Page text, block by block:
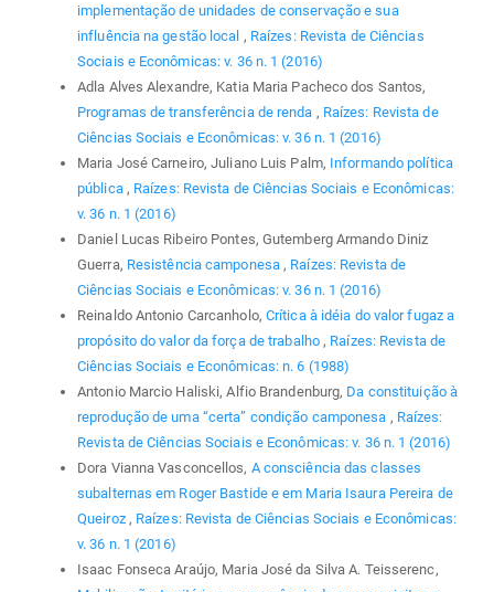
implementação de unidades de conservação e sua
influência na gestão local , Raízes: Revista de Ciências
Sociais e Econômicas: v. 36 n. 1 (2016)
Adla Alves Alexandre, Katia Maria Pacheco dos Santos,
Programas de transferência de renda , Raízes: Revista de
Ciências Sociais e Econômicas: v. 36 n. 1 (2016)
Maria José Carneiro, Juliano Luis Palm, Informando política
pública , Raízes: Revista de Ciências Sociais e Econômicas:
v. 36 n. 1 (2016)
Daniel Lucas Ribeiro Pontes, Gutemberg Armando Diniz
Guerra, Resistência camponesa , Raízes: Revista de
Ciências Sociais e Econômicas: v. 36 n. 1 (2016)
Reinaldo Antonio Carcanholo, Crítica à idéia do valor fugaz a
propósito do valor da força de trabalho , Raízes: Revista de
Ciências Sociais e Econômicas: n. 6 (1988)
Antonio Marcio Haliski, Alfio Brandenburg, Da constituição à
reprodução de uma “certa” condição camponesa , Raízes:
Revista de Ciências Sociais e Econômicas: v. 36 n. 1 (2016)
Dora Vianna Vasconcellos, A consciência das classes
subalternas em Roger Bastide e em Maria Isaura Pereira de
Queiroz , Raízes: Revista de Ciências Sociais e Econômicas:
v. 36 n. 1 (2016)
Isaac Fonseca Araújo, Maria José da Silva A. Teisserenc,